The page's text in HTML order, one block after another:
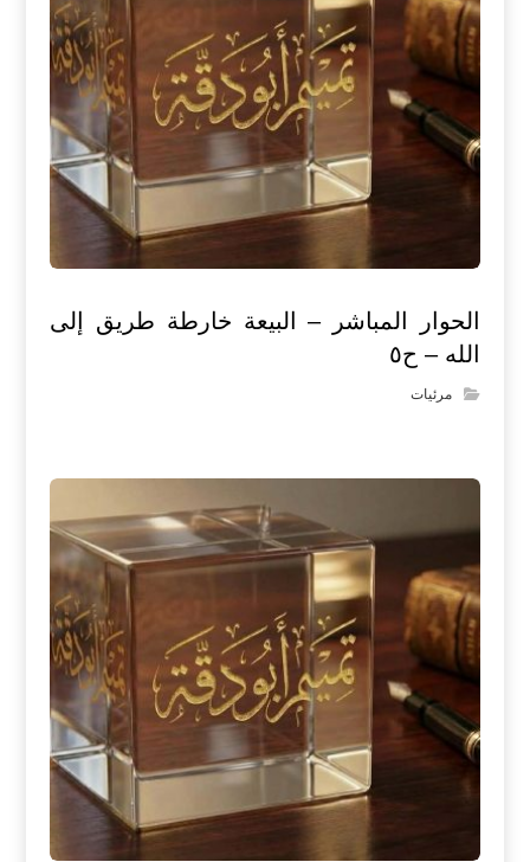
الحوار المباشر – البيعة خارطة طريق إلى
الله – ح٥
مرئيات